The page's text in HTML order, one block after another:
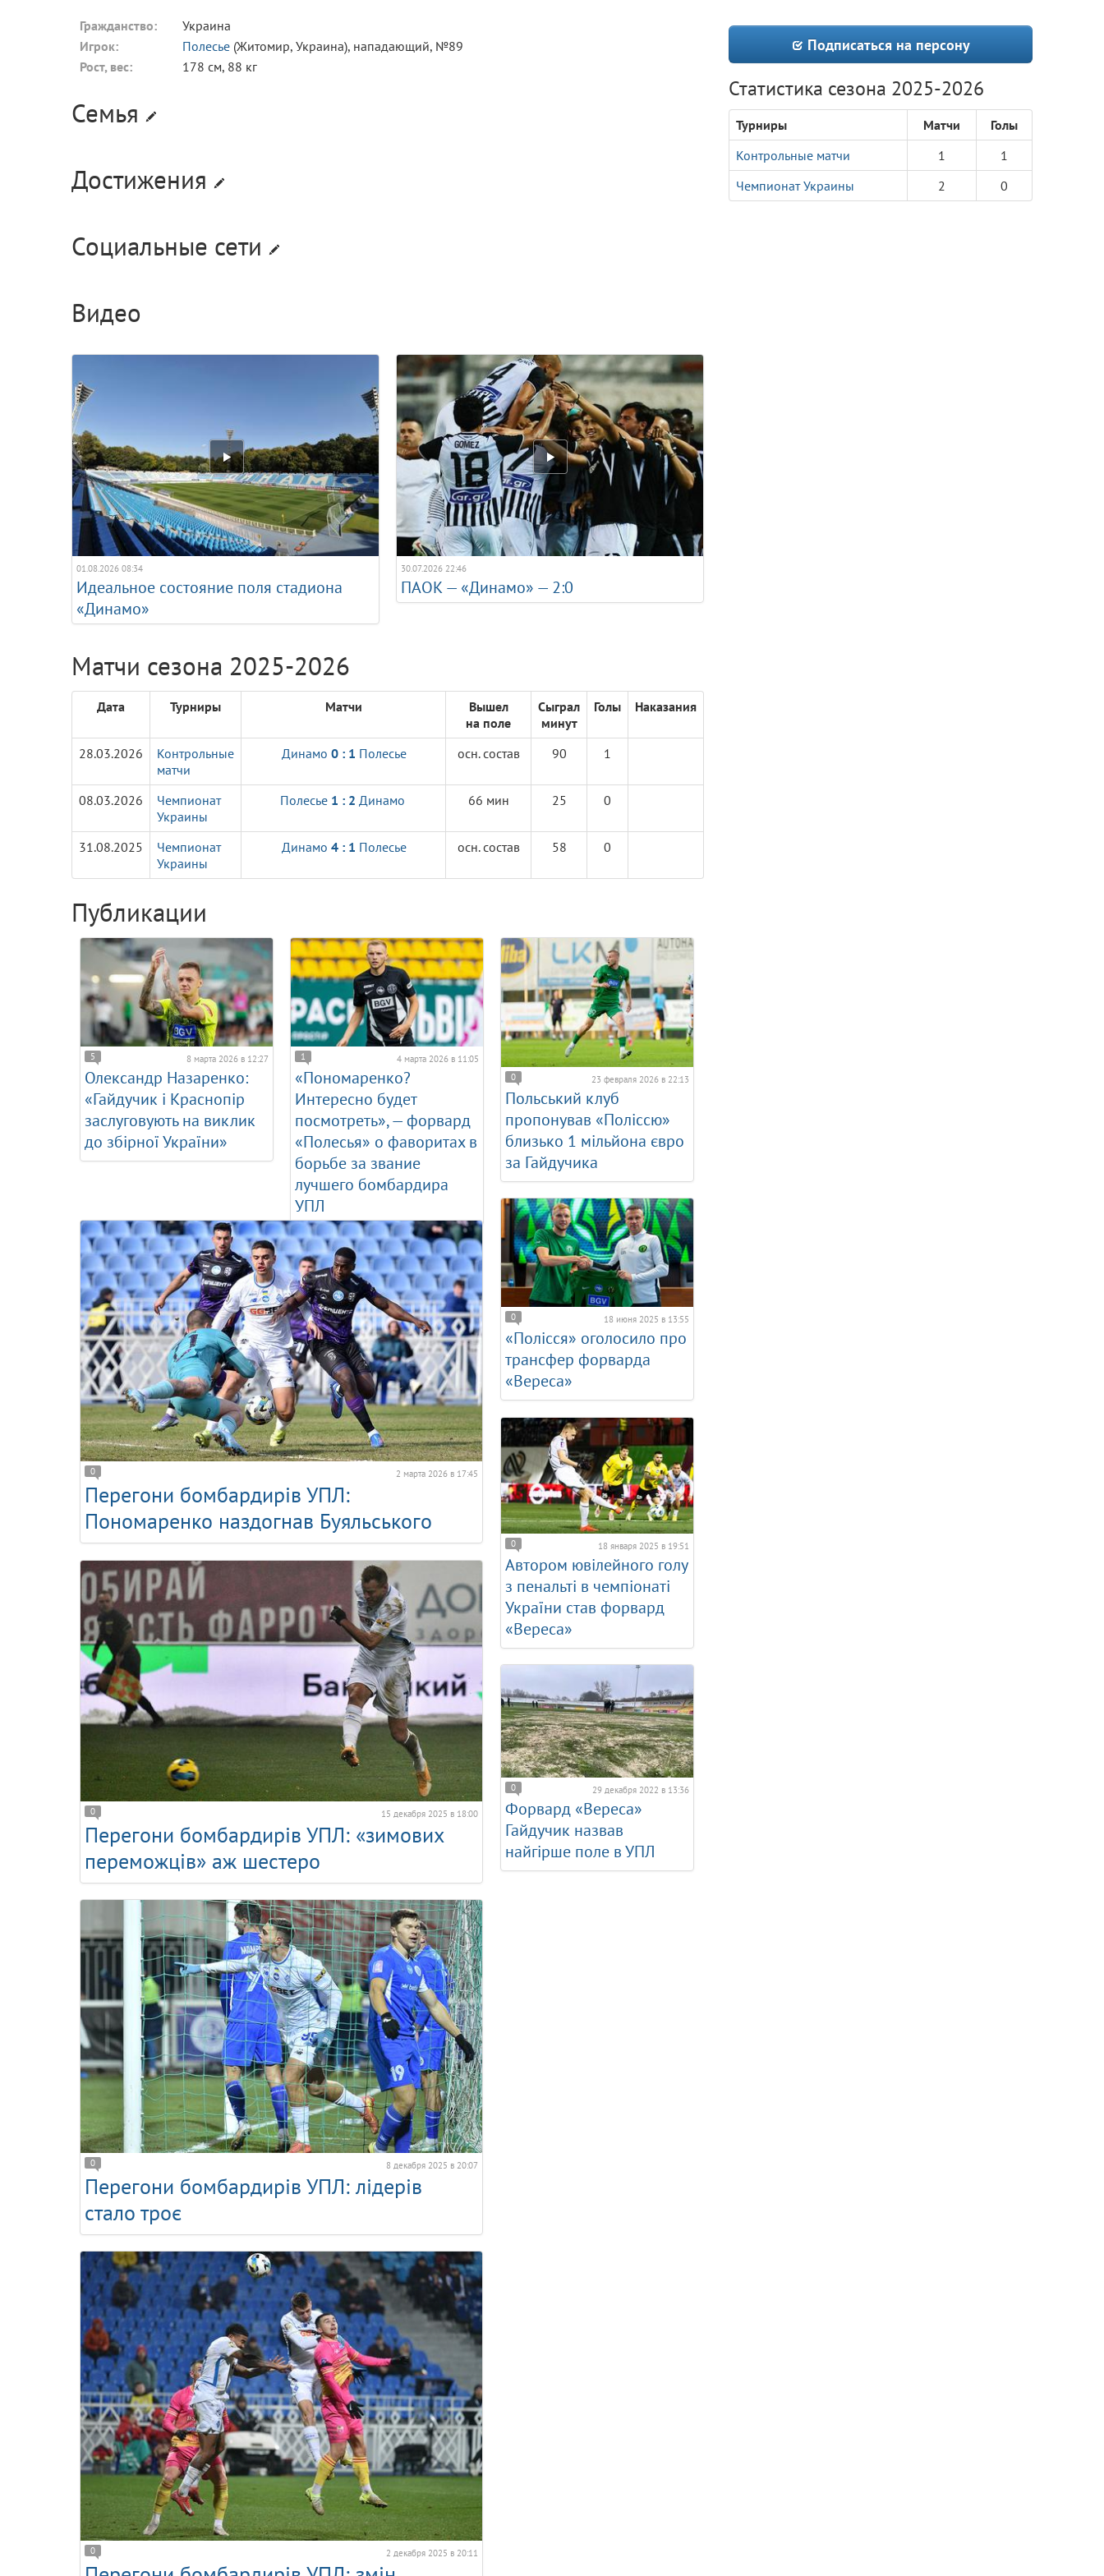
Гражданство:
Украина
Игрок:
Полесье (Житомир, Украина), нападающий, №89
Рост, вес:
178 см, 88 кг
Семья
Достижения
Социальные сети
Видео
01.08.2026 08:34
Идеальное состояние поля стадиона
«Динамо»
30.07.2026 22:46
ПАОК — «Динамо» — 2:0
Матчи сезона 2025-2026
Дата Турниры Матчи
Вышел
на поле
Сыграл
минут
Голы Наказания
28.03.2026
Контрольные
матчи
Динамо 0 : 1 Полесье осн. состав 90 1
08.03.2026
Чемпионат
Украины
Полесье 1 : 2Динамо 66 мин 25 0
31.08.2025
Чемпионат
Украины
Динамо 4 : 1 Полесье осн. состав 58 0
Публикации
5 8 марта 2026 в 12:27
Олександр Назаренко:
«Гайдучик і Краснопір
заслуговують на виклик
до збірної України»
1 4 марта 2026 в 11:05
«Пономаренко?
Интересно будет
посмотреть», — форвард
«Полесья» о фаворитах в
борьбе за звание
лучшего бомбардира
УПЛ
0 2 марта 2026 в 17:45
Перегони бомбардирів УПЛ:
Пономаренко наздогнав Буяльського
0 23 февраля 2026 в 22:13
Польський клуб
пропонував «Поліссю»
близько 1 мільйона євро
за Гайдучика
0 15 декабря 2025 в 18:00
Перегони бомбардирів УПЛ: «зимових
переможців» аж шестеро
0 8 декабря 2025 в 20:07
Перегони бомбардирів УПЛ: лідерів
стало троє
0 2 декабря 2025 в 20:11
0 18 июня 2025 в 13:55
«Полісся» оголосило про
трансфер форварда
«Вереса»
0 18 января 2025 в 19:51
Автором ювілейного голу
з пенальті в чемпіонаті
України став форвард
«Вереса»
0 29 декабря 2022 в 13:36
Форвард «Вереса»
Гайдучик назвав
найгірше поле в УПЛ
Подписаться на персону
Статистика сезона 2025-2026
Турниры Матчи
Голы
Контрольные матчи
1
1
Чемпионат Украины
2 0